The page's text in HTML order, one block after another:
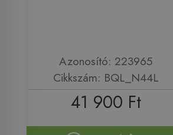
Azonosító: 223965
Cikkszám: BQL_N44L
41 900 Ft